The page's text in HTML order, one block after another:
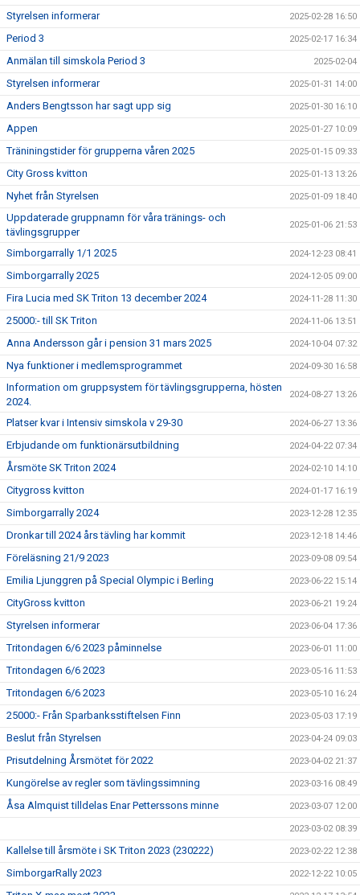
Styrelsen informerar 2025-02-28 16:50
Period 3 2025-02-17 16:34
Anmälan till simskola Period 3 2025-02-04
Styrelsen informerar 2025-01-31 14:00
Anders Bengtsson har sagt upp sig 2025-01-30 16:10
Appen 2025-01-27 10:09
Träniningstider för grupperna våren 2025 2025-01-15 09:33
City Gross kvitton 2025-01-13 13:26
Nyhet från Styrelsen 2025-01-09 18:40
Uppdaterade gruppnamn för våra tränings- och
tävlingsgrupper
2025-01-06 21:53
Simborgarrally 1/1 2025 2024-12-23 08:41
Simborgarrally 2025 2024-12-05 09:00
Fira Lucia med SK Triton 13 december 2024 2024-11-28 11:30
25000:- till SK Triton 2024-11-06 13:51
Anna Andersson går i pension 31 mars 2025 2024-10-04 07:32
Nya funktioner i medlemsprogrammet 2024-09-30 16:58
Information om gruppsystem för tävlingsgrupperna, hösten
2024.
2024-08-27 13:26
Platser kvar i Intensiv simskola v 29-30 2024-06-27 13:36
Erbjudande om funktionärsutbildning 2024-04-22 07:34
Årsmöte SK Triton 2024 2024-02-10 14:10
Citygross kvitton 2024-01-17 16:19
Simborgarrally 2024 2023-12-28 12:35
Dronkar till 2024 års tävling har kommit 2023-12-18 14:46
Föreläsning 21/9 2023 2023-09-08 09:54
Emilia Ljunggren på Special Olympic i Berling 2023-06-22 15:14
CityGross kvitton 2023-06-21 19:24
Styrelsen informerar 2023-06-04 17:36
Tritondagen 6/6 2023 påminnelse 2023-06-01 11:00
Tritondagen 6/6 2023 2023-05-16 11:53
Tritondagen 6/6 2023 2023-05-10 16:24
25000:- Från Sparbanksstiftelsen Finn 2023-05-03 17:19
Beslut från Styrelsen 2023-04-24 09:03
Prisutdelning Årsmötet för 2022 2023-04-02 21:37
Kungörelse av regler som tävlingssimning 2023-03-16 08:49
Åsa Almquist tilldelas Enar Petterssons minne 2023-03-07 12:00
2023-03-02 08:39
Kallelse till årsmöte i SK Triton 2023 (230222) 2023-02-22 12:38
SimborgarRally 2023 2022-12-22 10:05